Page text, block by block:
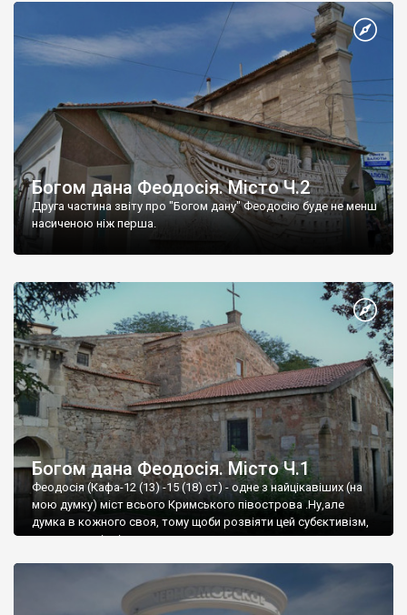
Богом дана Феодосія. Місто Ч.2
Друга частина звіту про "Богом дану" Феодосію буде не менш
насиченою ніж перша.
Богом дана Феодосія. Місто Ч.1
Феодосія (Кафа-12 (13) -15 (18) ст) - одне з найцікавіших (на
мою думку) міст всього Кримського півострова .Ну,але
думка в кожного своя, тому щоби розвіяти цей субєктивізм,
запрошую відвідати це